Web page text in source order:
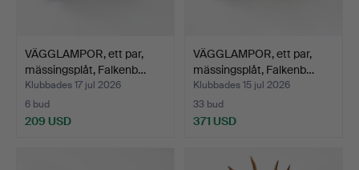
VÄGGLAMPOR, ett par,
mässingsplåt, Falkenb…
Klubbades 17 jul 2026
6 bud
209 USD
VÄGGLAMPOR, ett par,
mässingsplåt, Falkenb…
Klubbades 15 jul 2026
33 bud
371 USD